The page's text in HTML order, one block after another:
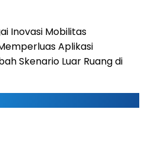
Inovasi Mobilitas
Aplikasi
Skenario Luar Ruang di